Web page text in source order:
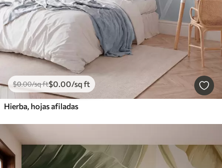
$0.00/sq ft$0 .00/sq ft
Hierba, hojas afiladas